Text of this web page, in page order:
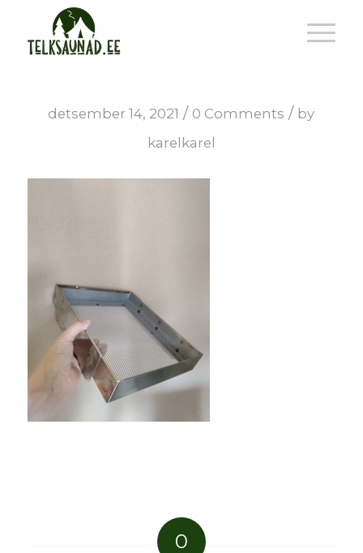
detsember 14, 2021 / 0 Comments / by
karelkarel
0